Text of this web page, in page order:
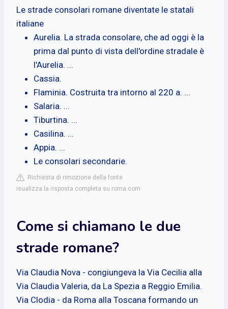
Le strade consolari romane diventate le statali
italiane
Aurelia. La strada consolare, che ad oggi è la
prima dal punto di vista dell'ordine stradale è
l'Aurelia. ...
Cassia.
Flaminia. Costruita tra intorno al 220 a. ...
Salaria. ...
Tiburtina. ...
Casilina. ...
Appia. ...
Le consolari secondarie.
Richiesta di rimozione della fonte
isualizza la risposta completa su roma.com
Come si chiamano le due
strade romane?
Via Claudia Nova - congiungeva la Via Cecilia alla
Via Claudia Valeria, da La Spezia a Reggio Emilia.
Via Clodia - da Roma alla Toscana formando un